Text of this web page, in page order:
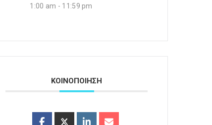
1:00 am - 11:59 pm
ΚΟΙΝΟΠΟΙΗΣΗ